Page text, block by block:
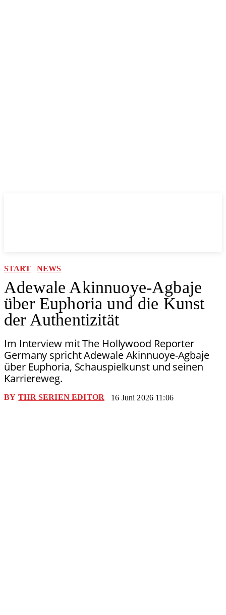
START NEWS
Adewale Akinnuoye-Agbaje
über Euphoria und die Kunst
der Authentizität
Im Interview mit The Hollywood Reporter
Germany spricht Adewale Akinnuoye-Agbaje
über Euphoria, Schauspielkunst und seinen
Karriereweg.
BY THR SERIEN EDITOR 16 Juni 2026 11:06